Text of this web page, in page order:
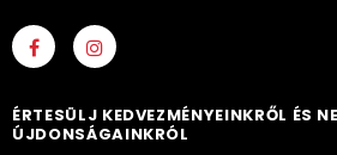
ÉRTESÜLJ KEDVEZMÉNYEINKRŐL ÉS
ÚJDONSÁGAINKRÓL